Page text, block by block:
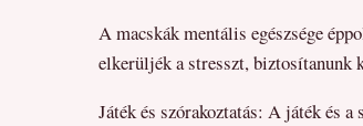
A macskák mentális egészsége
elkerüljék a stresszt, biztosítanunk
Játék és szórakoztatás: A játék és a